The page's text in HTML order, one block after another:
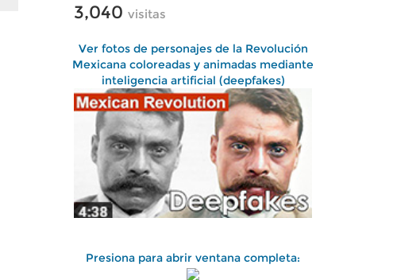
3,040 visitas
Ver fotos de personajes de la Revolución
Mexicana coloreadas y animadas mediante
inteligencia artificial (deepfakes)
Presiona para abrir ventana completa: